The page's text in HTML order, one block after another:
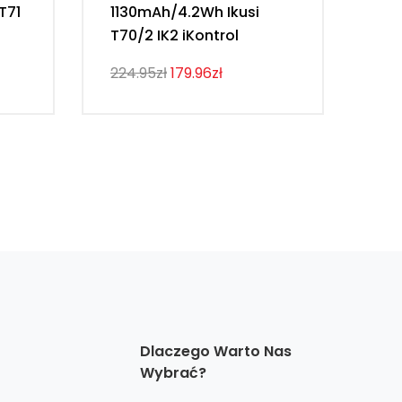
1130mAh/4.2Wh Ikusi
T70/2 IK2 iKontrol
224.95zł179.96zł
Dlaczego Warto Nas
Wybrać?